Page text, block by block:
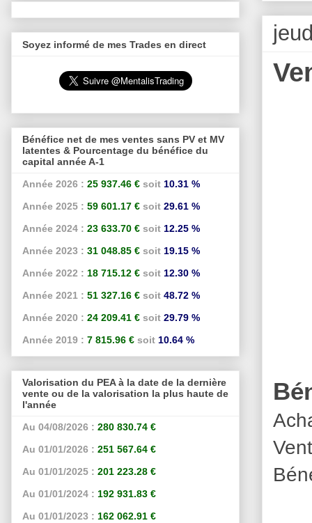
Soyez informé de mes Trades en direct
Bénéfice net de mes ventes sans PV et MV
latentes & Pourcentage du bénéfice du
capital année A-1
Année 2026 : 25 937.46 € soit 10.31 %
Année 2025 : 59 601.17 € soit 29.61 %
Année 2024 : 23 633.70 € soit 12.25 %
Année 2023 : 31 048.85 € soit 19.15 %
Année 2022 : 18 715.12 € soit 12.30 %
Année 2021 : 51 327.16 € soit 48.72 %
Année 2020 : 24 209.41 € soit 29.79 %
Année 2019 : 7 815.96 € soit 10.64 %
Valorisation du PEA à la date de la dernière
vente ou de la valorisation la plus haute de
l'année
Au 04/08/2026 : 280 830.74 €
Au 01/01/2026 : 251 567.64 €
Au 01/01/2025 : 201 223.28 €
Au 01/01/2024 : 192 931.83 €
Au 01/01/2023 : 162 062.91 €